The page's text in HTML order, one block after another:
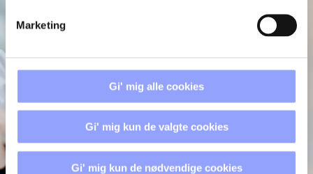
Marketing
Gi' mig alle cookies
Gi' mig kun de valgte cookies
Gi' mig kun de nødvendige cookies